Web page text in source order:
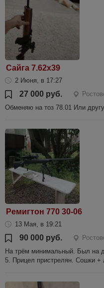
Сайга 7.62х39
2 Июня, в 17:27
27 000 руб.
Обменяю на тоз 78.01 Или
Ремигтон 770 30-06
13 Мая, в 19:21
90 000 руб.
На трём минимальный. Был на
5. Прицел пристрелян. Сошки +